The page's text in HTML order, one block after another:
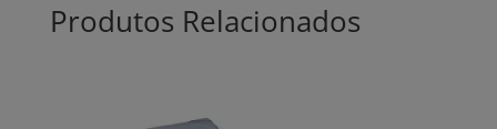
Produtos Relacionados